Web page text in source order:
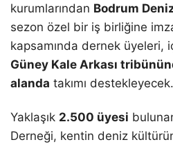
kurumlarından Bodrum
sezon özel bir iş birliğine
kapsamında dernek üyeleri,
Güney Kale Arkası
alanda takımı destekleyecek.
Yaklaşık 2.500 üyesi
Derneği, kentin deniz